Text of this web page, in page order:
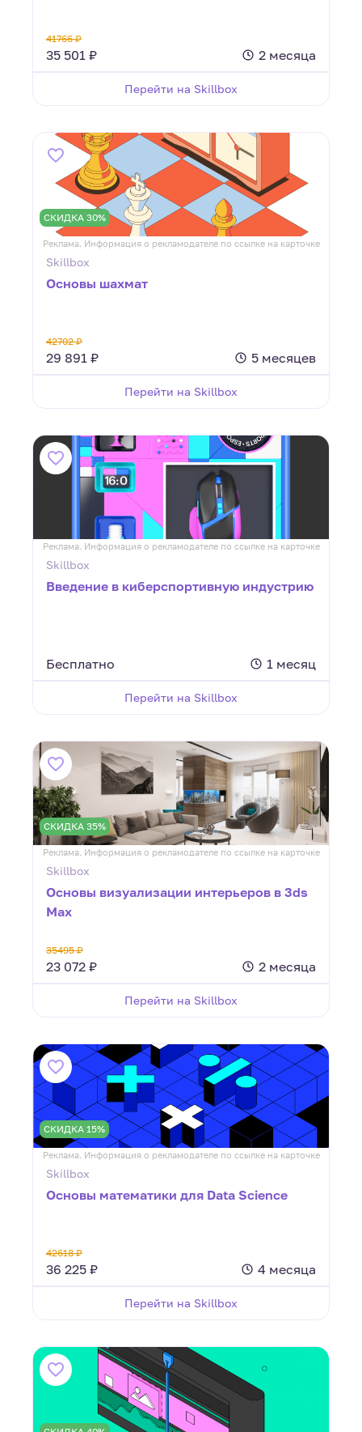
41766 ₽
35 501 ₽ 2 месяца
Перейти на Skillbox
СКИДКА 30%
Реклама. Информация о рекламодателе по ссылке на карточке
Skillbox
Основы шахмат
42702 ₽
29 891 ₽ 5 месяцев
Перейти на Skillbox
Реклама. Информация о рекламодателе по ссылке на карточке
Skillbox
Введение ­в киберспортив­ную индустрию
Бесплатно 1 месяц
Перейти на Skillbox
СКИДКА 35%
Реклама. Информация о рекламодателе по ссылке на карточке
Skillbox
Основы визуализации интерьеров в 3ds
Max
35495 ₽
23 072 ₽ 2 месяца
Перейти на Skillbox
СКИДКА 15%
Реклама. Информация о рекламодателе по ссылке на карточке
Skillbox
Основы математики для Data Science
42618 ₽
36 225 ₽ 4 месяца
Перейти на Skillbox